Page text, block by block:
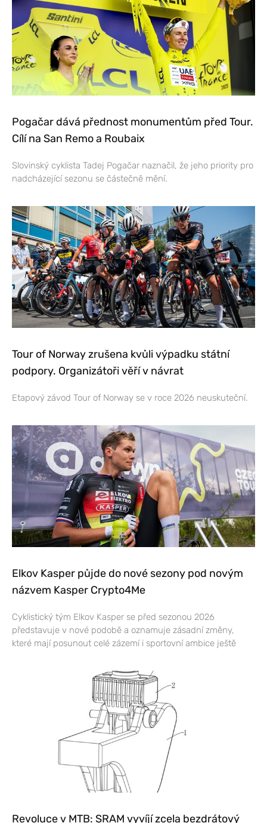
Pogačar dává přednost monumentům před Tour.
Cílí na San Remo a Roubaix
Slovinský cyklista Tadej Pogačar naznačil, že jeho priority pro
nadcházející sezonu se částečně mění.
Tour of Norway zrušena kvůli výpadku státní
podpory. Organizátoři věří v návrat
Etapový závod Tour of Norway se v roce 2026 neuskuteční.
Elkov Kasper půjde do nové sezony pod novým
názvem Kasper Crypto4Me
Cyklistický tým Elkov Kasper se před sezonou 2026
představuje v nové podobě a oznamuje zásadní změny,
které mají posunout celé zázemí i sportovní ambice ještě
Revoluce v MTB: SRAM vyvíjí zcela bezdrátový